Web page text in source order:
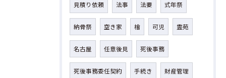
見積り依頼 法事 法要 式年祭
納骨祭 空き家 檜 可児 霊苑
名古屋 任意後見 死後事務
死後事務委任契約 手続き 財産管理